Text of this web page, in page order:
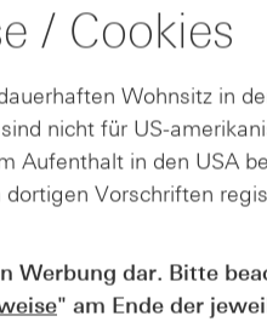
DAX® in
Zertifikate
/ Cookies
Wohnsitz in
nicht für US-
Aufenthalt in den USA
Vorschriften
Werbung dar. Bitte
" am Ende der